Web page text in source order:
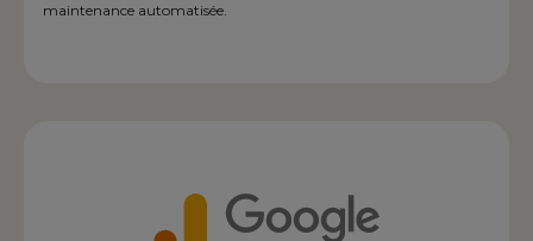
maintenance automatisée.